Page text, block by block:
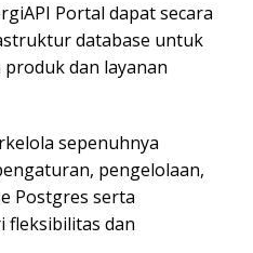
Portal dapat secara
database untuk
dan layanan
sepenuhnya
pengelolaan,
Postgres serta
fleksibilitas dan